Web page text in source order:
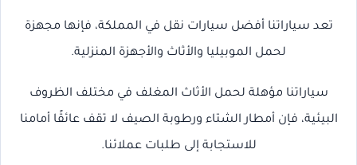
تعد سياراتنا أفضل سيارات نقل في المملكة، فإنها مجهزة
لحمل الموبيليا والأثاث والأجهزة المنزلية.
سياراتنا مؤهلة لحمل الأثاث المغلف في مختلف الظروف
البيئية، فإن أمطار الشتاء ورطوبة الصيف لا تقف عائقًا أمامنا
للاستجابة إلى طلبات عملائنا.